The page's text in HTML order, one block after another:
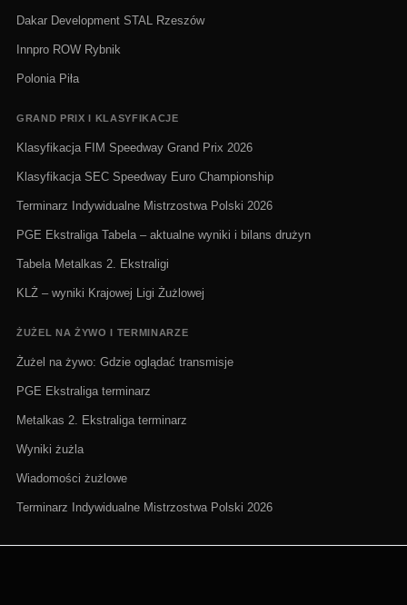
Dakar Development STAL Rzeszów
Innpro ROW Rybnik
Polonia Piła
GRAND PRIX I KLASYFIKACJE
Klasyfikacja FIM Speedway Grand Prix 2026
Klasyfikacja SEC Speedway Euro Championship
Terminarz Indywidualne Mistrzostwa Polski 2026
PGE Ekstraliga Tabela – aktualne wyniki i bilans drużyn
Tabela Metalkas 2. Ekstraligi
KLŻ – wyniki Krajowej Ligi Żużlowej
ŻUŻEL NA ŻYWO I TERMINARZE
Żużel na żywo: Gdzie oglądać transmisje
PGE Ekstraliga terminarz
Metalkas 2. Ekstraliga terminarz
Wyniki żużla
Wiadomości żużlowe
Terminarz Indywidualne Mistrzostwa Polski 2026